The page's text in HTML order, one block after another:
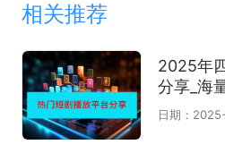
相关推荐
2025年
分享_海
日期：